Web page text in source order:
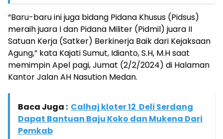
“Baru-baru ini juga bidang Pidana Khusus (Pidsus)
meraih juara I dan Pidana Militer (Pidmil) juara II
Satuan Kerja (Satker) Berkinerja Baik dari Kejaksaan
Agung,” kata Kajati Sumut, Idianto, S.H, M.H saat
memimpin Apel pagi, Jumat (2/2/2024) di Halaman
Kantor Jalan AH Nasution Medan.
Baca Juga : Calhaj kloter 12 Deli Serdang
Dapat Bantuan Baju Koko dan Mukena Dari
Pemkab